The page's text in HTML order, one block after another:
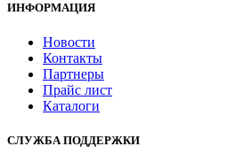
ИНФОРМАЦИЯ
Новости
Контакты
Партнеры
Прайс лист
Каталоги
СЛУЖБА ПОДДЕРЖКИ